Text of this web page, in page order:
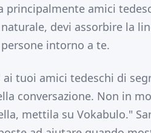
amici
devi assorbire la
intorno a te.
tuoi amici tedeschi di
conversazione. Non in
mettila su Vokabulo."